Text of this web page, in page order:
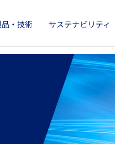
企業
・技術
製品情報
技術開
サステナビリティ
サステナ
株主・投
へ